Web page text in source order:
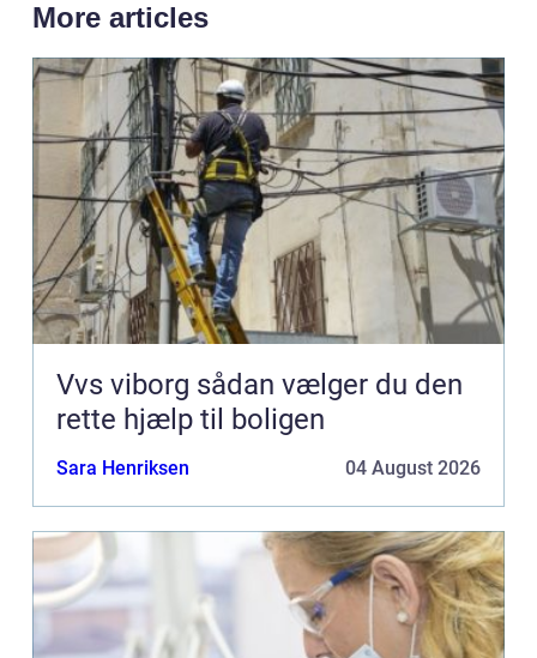
More articles
Vvs viborg sådan vælger du den
rette hjælp til boligen
Sara Henriksen 04 August 2026